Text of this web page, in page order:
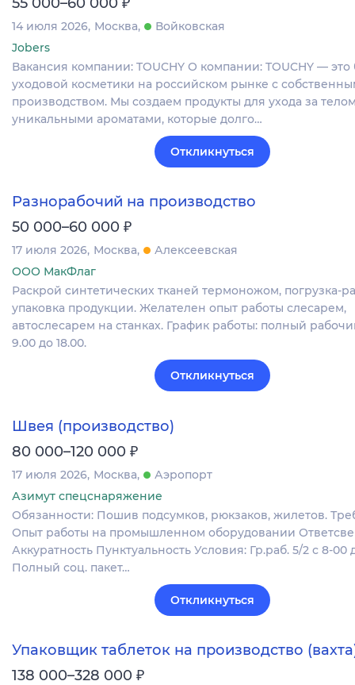
14 июля 2026 Москва
Войковская
Jobers
Вакансия компании: TOUCHY О компании: TOUCHY —
уходовой косметики на российском рынке с
производством. Мы создаем продукты для ухода за
уникальными ароматами, которые долго…
Откликнуться
Разнорабочий на производство
50 000–60 000 ₽
17 июля 2026 Москва
Алексеевская
ООО МакФлаг
Раскрой синтетических тканей термоножом, погрузка-
упаковка продукции. Желателен опыт работы слесарем,
автослесарем на станках. График работы: полный
9.00 до 18.00.
Откликнуться
Швея (производство)
80 000–120 000 ₽
17 июля 2026 Москва
Аэропорт
Азимут спецснаряжение
Обязанности: Пошив подсумков, рюкзаков, жилетов.
Опыт работы на промышленном оборудовании
Аккуратность Пунктуальность Условия: Гр.раб. 5/2 с 8-00
Полный соц. пакет…
Откликнуться
Упаковщик таблеток на производство
138 000–328 000 ₽